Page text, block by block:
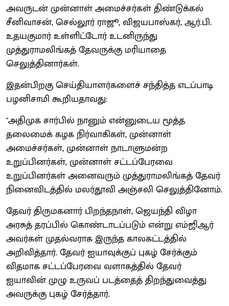
அவருடன் முன்னாள் அமைச்சர்கள் திண்டுக்கல்
சீனிவாசன், செல்லூர் ராஜூ, விஜயபாஸ்கர், ஆர்.பி.
உதயகுமார் உள்ளிட்டோர் உடனிருந்து
முத்துராமலிங்கத் தேவருக்கு மரியாதை
செலுத்தினார்கள்.
இதன்பிறகு செய்தியாளர்களைச் சந்தித்த எடப்பாடி
பழனிசாமி கூறியதாவது:
"அதிமுக சார்பில் நானும் என்னுடைய மூத்த
தலைமைக் கழக நிர்வாகிகள், முன்னாள்
அமைச்சர்கள், முன்னாள் நாடாளுமன்ற
உறுப்பினர்கள், முன்னாள் சட்டப்பேரவை
உறுப்பினர்கள் அனைவரும் முத்துராமலிங்கத் தேவர்
நினைவிடத்தில் மலர்தூவி அஞ்சலி செலுத்தினோம்.
தேவர் திருமகனார் பிறந்தநாள், ஜெயந்தி விழா
அரசுத் தரப்பில் கொண்டாடப்படும் என்று எம்ஜிஆர்
அவர்கள் முதல்வராக இருந்த காலகட்டத்தில்
அறிவித்தார். தேவர் ஐயாவுக்குப் புகழ் சேர்க்கும்
விதமாக சட்டப்பேரவை வளாகத்தில் தேவர்
ஐயாவின் முழு உருவப் படத்தைத் திறந்துவைத்து
அவருக்கு புகழ் சேர்த்தார்.